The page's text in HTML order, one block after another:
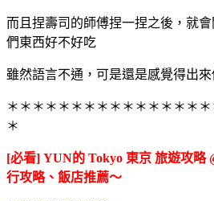
而且捏壽司的師傅捏一捏之後，就
們東西好不好吃
雖然語言不通，可是還是感覺得出
＊＊＊＊＊＊＊＊＊＊＊＊＊＊＊
＊
[必看] YUN的 Tokyo 東京 旅遊攻略
行攻略、飯店推薦～